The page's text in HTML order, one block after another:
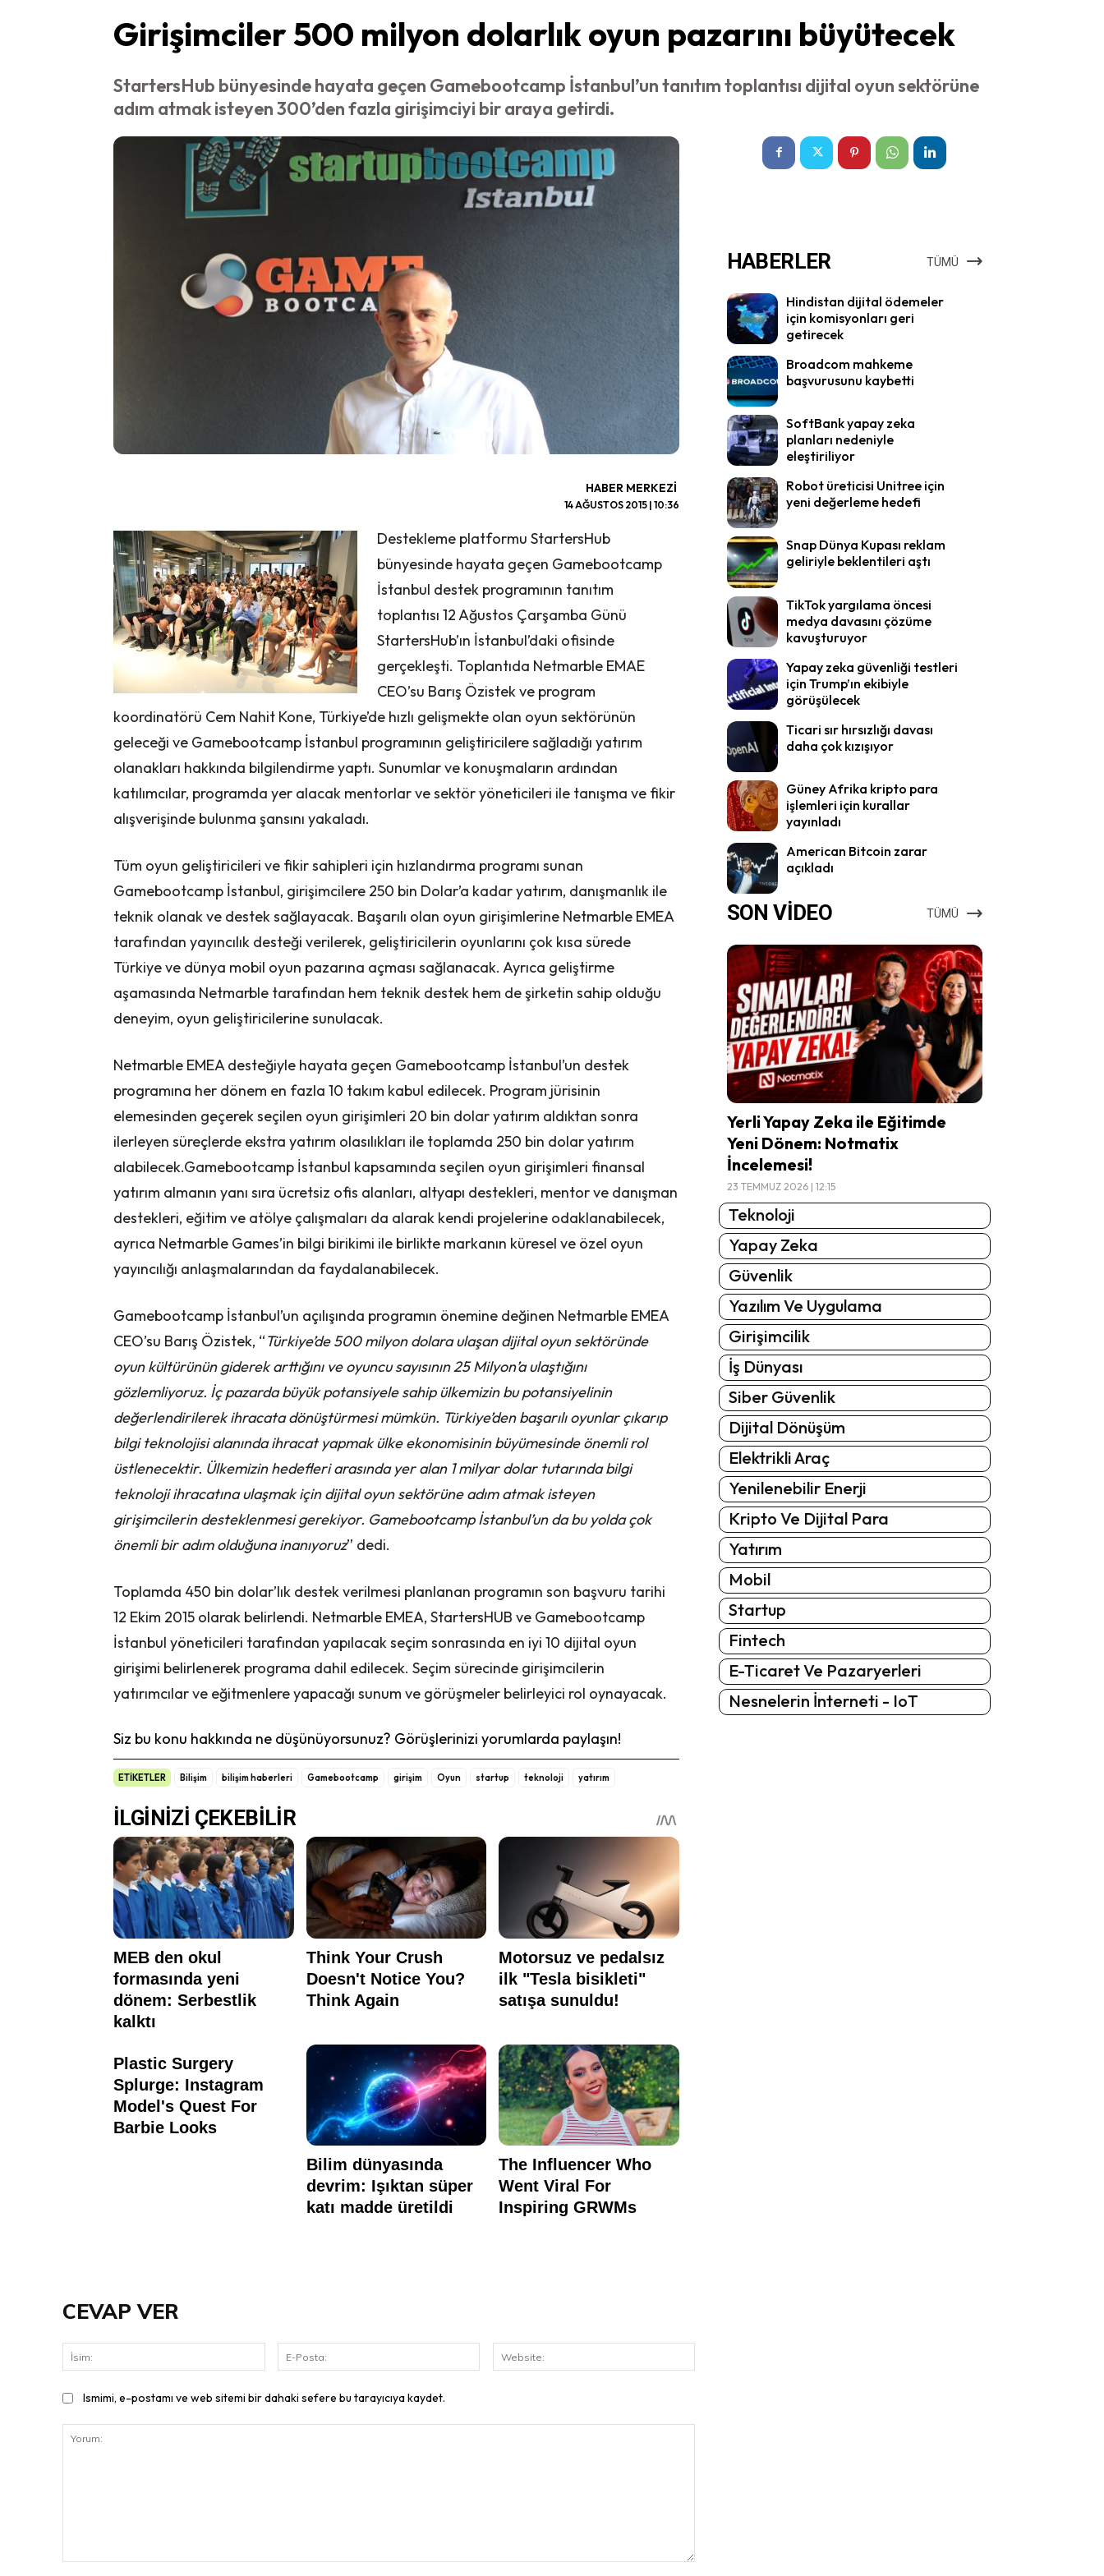
Girişimciler 500 milyon dolarlık oyun pazarını büyütecek
StartersHub bünyesinde hayata geçen Gamebootcamp İstanbul’un tanıtım toplantısı dijital oyun sektörüne
adım atmak isteyen 300’den fazla girişimciyi bir araya getirdi.
HABER MERKEZI
14 AĞUSTOS 2015 | 10:36
Destekleme platformu StartersHub
bünyesinde hayata geçen Gamebootcamp
İstanbul destek programının tanıtım
toplantısı 12 Ağustos Çarşamba Günü
StartersHub’ın İstanbul’daki ofisinde
gerçekleşti. Toplantıda Netmarble EMAE
CEO’su Barış Özistek ve program
koordinatörü Cem Nahit Kone, Türkiye’de hızlı gelişmekte olan oyun sektörünün
geleceği ve Gamebootcamp İstanbul programının geliştiricilere sağladığı yatırım
olanakları hakkında bilgilendirme yaptı. Sunumlar ve konuşmaların ardından
katılımcılar, programda yer alacak mentorlar ve sektör yöneticileri ile tanışma ve fikir
alışverişinde bulunma şansını yakaladı.
Tüm oyun geliştiricileri ve fikir sahipleri için hızlandırma programı sunan
Gamebootcamp İstanbul, girişimcilere 250 bin Dolar’a kadar yatırım, danışmanlık ile
teknik olanak ve destek sağlayacak. Başarılı olan oyun girişimlerine Netmarble EMEA
tarafından yayıncılık desteği verilerek, geliştiricilerin oyunlarını çok kısa sürede
Türkiye ve dünya mobil oyun pazarına açması sağlanacak. Ayrıca geliştirme
aşamasında Netmarble tarafından hem teknik destek hem de şirketin sahip olduğu
deneyim, oyun geliştiricilerine sunulacak.
Netmarble EMEA desteğiyle hayata geçen Gamebootcamp İstanbul’un destek
programına her dönem en fazla 10 takım kabul edilecek. Program jürisinin
elemesinden geçerek seçilen oyun girişimleri 20 bin dolar yatırım aldıktan sonra
ilerleyen süreçlerde ekstra yatırım olasılıkları ile toplamda 250 bin dolar yatırım
alabilecek.Gamebootcamp İstanbul kapsamında seçilen oyun girişimleri finansal
yatırım almanın yanı sıra ücretsiz ofis alanları, altyapı destekleri, mentor ve danışman
destekleri, eğitim ve atölye çalışmaları da alarak kendi projelerine odaklanabilecek,
ayrıca Netmarble Games’in bilgi birikimi ile birlikte markanın küresel ve özel oyun
yayıncılığı anlaşmalarından da faydalanabilecek.
Gamebootcamp İstanbul’un açılışında programın önemine değinen Netmarble EMEA
CEO’su Barış Özistek, “Türkiye’de 500 milyon dolara ulaşan dijital oyun sektöründe
oyun kültürünün giderek arttığını ve oyuncu sayısının 25 Milyon’a ulaştığını
gözlemliyoruz. İç pazarda büyük potansiyele sahip ülkemizin bu potansiyelinin
değerlendirilerek ihracata dönüştürmesi mümkün. Türkiye’den başarılı oyunlar çıkarıp
bilgi teknolojisi alanında ihracat yapmak ülke ekonomisinin büyümesinde önemli rol
üstlenecektir. Ülkemizin hedefleri arasında yer alan 1 milyar dolar tutarında bilgi
teknoloji ihracatına ulaşmak için dijital oyun sektörüne adım atmak isteyen
girişimcilerin desteklenmesi gerekiyor. Gamebootcamp İstanbul’un da bu yolda çok
önemli bir adım olduğuna inanıyoruz” dedi.
Toplamda 450 bin dolar’lık destek verilmesi planlanan programın son başvuru tarihi
12 Ekim 2015 olarak belirlendi. Netmarble EMEA, StartersHUB ve Gamebootcamp
İstanbul yöneticileri tarafından yapılacak seçim sonrasında en iyi 10 dijital oyun
girişimi belirlenerek programa dahil edilecek. Seçim sürecinde girişimcilerin
yatırımcılar ve eğitmenlere yapacağı sunum ve görüşmeler belirleyici rol oynayacak.
Siz bu konu hakkında ne düşünüyorsunuz? Görüşlerinizi yorumlarda paylaşın!
ETİKETLER Bilişim bilişim haberleri Gamebootcamp girişim Oyun startup teknoloji yatırım
HABERLER TÜMÜ
Hindistan dijital ödemeler
için komisyonları geri
getirecek
Broadcom mahkeme
başvurusunu kaybetti
SoftBank yapay zeka
planları nedeniyle
eleştiriliyor
Robot üreticisi Unitree için
yeni değerleme hedefi
Snap Dünya Kupası reklam
geliriyle beklentileri aştı
TikTok yargılama öncesi
medya davasını çözüme
kavuşturuyor
Yapay zeka güvenliği testleri
için Trump’ın ekibiyle
görüşülecek
Ticari sır hırsızlığı davası
daha çok kızışıyor
Güney Afrika kripto para
işlemleri için kurallar
yayınladı
American Bitcoin zarar
açıkladı
SON VİDEO TÜMÜ
Yerli Yapay Zeka ile Eğitimde
Yeni Dönem: Notmatix
İncelemesi!
23 TEMMUZ 2026 | 12:15
Teknoloji
Yapay Zeka
Güvenlik
Yazılım Ve Uygulama
Girişimcilik
İş Dünyası
Siber Güvenlik
Dijital Dönüşüm
Elektrikli Araç
Yenilenebilir Enerji
Kripto Ve Dijital Para
Yatırım
Mobil
Startup
Fintech
E-Ticaret Ve Pazaryerleri
Nesnelerin İnterneti - IoT
CEVAP VER
Posta:
Ismimi, e-postamı ve web sitemi bir dahaki sefere bu tarayıcıya kaydet.